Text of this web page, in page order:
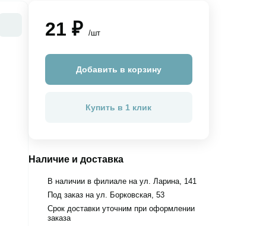
21 ₽ /шт
Добавить в корзину
Купить в 1 клик
Наличие и доставка
В наличии в филиале на ул. Ларина, 141
Под заказ на ул. Борковская, 53
Срок доставки уточним при оформлении
заказа